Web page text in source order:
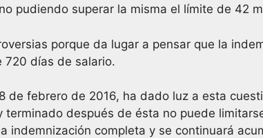
pudiendo superar la misma el límite de 42
porque da lugar a pensar que la
720 días de salario.
de febrero de 2016, ha dado luz a esta
después de ésta no puede
indemnización completa y se continuará